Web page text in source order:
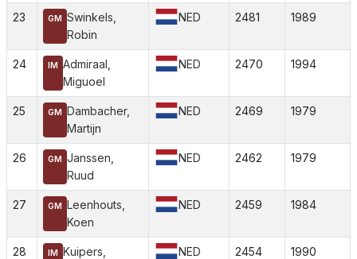
23 GM Swinkels,
Robin
NED 2481 1989
24 IM Admiraal,
Miguoel
NED 2470 1994
25 GM Dambacher,
Martijn
NED 2469 1979
26 GM Janssen,
Ruud
NED 2462 1979
27 GM Leenhouts,
Koen
NED 2459 1984
28 IM Kuipers,
NED 2454 1990